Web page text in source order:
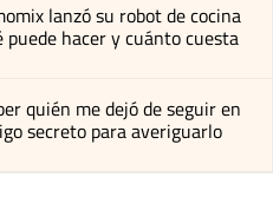
lanzó su robot de cocina
hacer y cuánto cuesta
quién me dejó de seguir en
secreto para averiguarlo